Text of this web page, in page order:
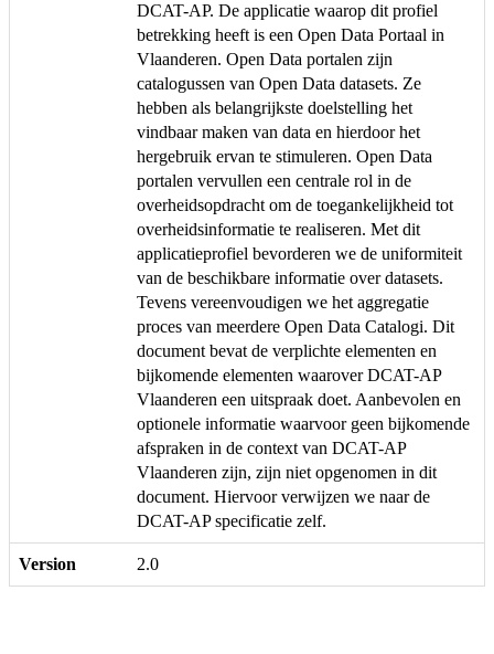
DCAT-AP. De applicatie waarop dit profiel
betrekking heeft is een Open Data Portaal in
Vlaanderen. Open Data portalen zijn
catalogussen van Open Data datasets. Ze
hebben als belangrijkste doelstelling het
vindbaar maken van data en hierdoor het
hergebruik ervan te stimuleren. Open Data
portalen vervullen een centrale rol in de
overheidsopdracht om de toegankelijkheid tot
overheidsinformatie te realiseren. Met dit
applicatieprofiel bevorderen we de uniformiteit
van de beschikbare informatie over datasets.
Tevens vereenvoudigen we het aggregatie
proces van meerdere Open Data Catalogi. Dit
document bevat de verplichte elementen en
bijkomende elementen waarover DCAT-AP
Vlaanderen een uitspraak doet. Aanbevolen en
optionele informatie waarvoor geen bijkomende
afspraken in de context van DCAT-AP
Vlaanderen zijn, zijn niet opgenomen in dit
document. Hiervoor verwijzen we naar de
DCAT-AP specificatie zelf.
Version 2.0